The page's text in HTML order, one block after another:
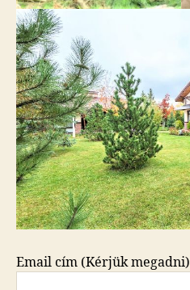
Email cím (Kérjük megadni)